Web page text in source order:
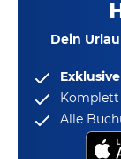
Dein
Komplett
Alle